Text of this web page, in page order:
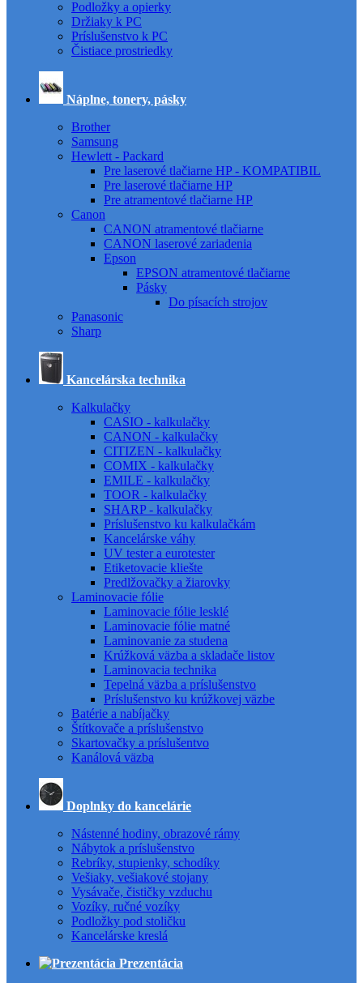
Podložky a opierky
Držiaky k PC
Príslušenstvo k PC
Čistiace prostriedky
Náplne, tonery, pásky
Brother
Samsung
Hewlett - Packard
Pre laserové tlačiarne HP - KOMPATIBIL
Pre laserové tlačiarne HP
Pre atramentové tlačiarne HP
Canon
CANON atramentové tlačiarne
CANON laserové zariadenia
Epson
EPSON atramentové tlačiarne
Pásky
Do písacích strojov
Panasonic
Sharp
Kancelárska technika
Kalkulačky
CASIO - kalkulačky
CANON - kalkulačky
CITIZEN - kalkulačky
COMIX - kalkulačky
EMILE - kalkulačky
TOOR - kalkulačky
SHARP - kalkulačky
Príslušenstvo ku kalkulačkám
Kancelárske váhy
UV tester a eurotester
Etiketovacie kliešte
Predlžovačky a žiarovky
Laminovacie fólie
Laminovacie fólie lesklé
Laminovacie fólie matné
Laminovanie za studena
Krúžková väzba a skladače listov
Laminovacia technika
Tepelná väzba a príslušenstvo
Príslušenstvo ku krúžkovej väzbe
Batérie a nabíjačky
Štítkovače a príslušenstvo
Skartovačky a príslušentvo
Kanálová väzba
Doplnky do kancelárie
Nástenné hodiny, obrazové rámy
Nábytok a príslušenstvo
Rebríky, stupienky, schodíky
Vešiaky, vešiakové stojany
Vysávače, čističky vzduchu
Vozíky, ručné vozíky
Podložky pod stoličku
Kancelárske kreslá
Prezentácia